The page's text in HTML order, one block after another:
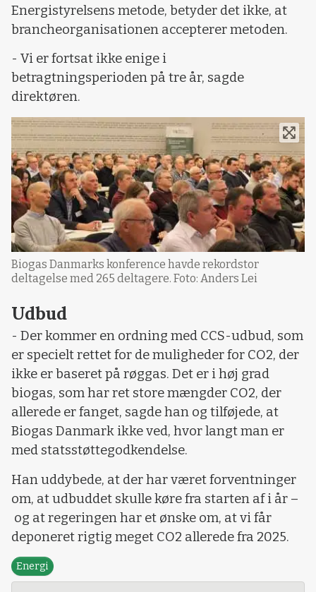
Energistyrelsens metode, betyder det ikke, at
brancheorganisationen accepterer metoden.
- Vi er fortsat ikke enige i
betragtningsperioden på tre år, sagde
direktøren.
Biogas Danmarks konference havde rekordstor
deltagelse med 265 deltagere. Foto: Anders Lei
Udbud
- Der kommer en ordning med CCS-udbud, som
er specielt rettet for de muligheder for CO2, der
ikke er baseret på røggas. Det er i høj grad
biogas, som har ret store mængder CO2, der
allerede er fanget, sagde han og tilføjede, at
Biogas Danmark ikke ved, hvor langt man er
med statsstøttegodkendelse.
Han uddybede, at der har været forventninger
om, at udbuddet skulle køre fra starten af i år –
og at regeringen har et ønske om, at vi får
deponeret rigtig meget CO2 allerede fra 2025.
Energi